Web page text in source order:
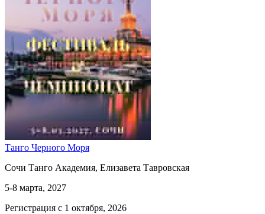
Танго Черного Моря
Сочи Танго Академия, Елизавета Тавровская
5-8 марта, 2027
Регистрация с 1 октября, 2026